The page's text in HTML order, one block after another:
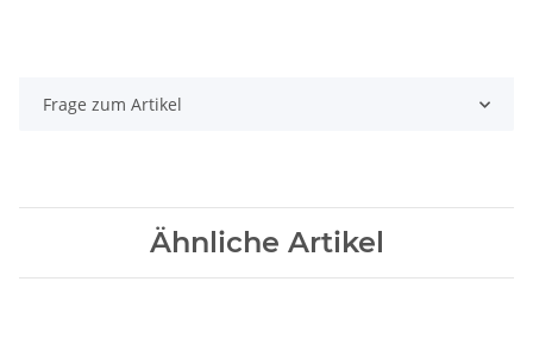
Frage zum Artikel
Ähnliche Artikel